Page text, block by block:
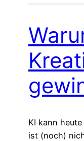
KI kann
ist (noch)